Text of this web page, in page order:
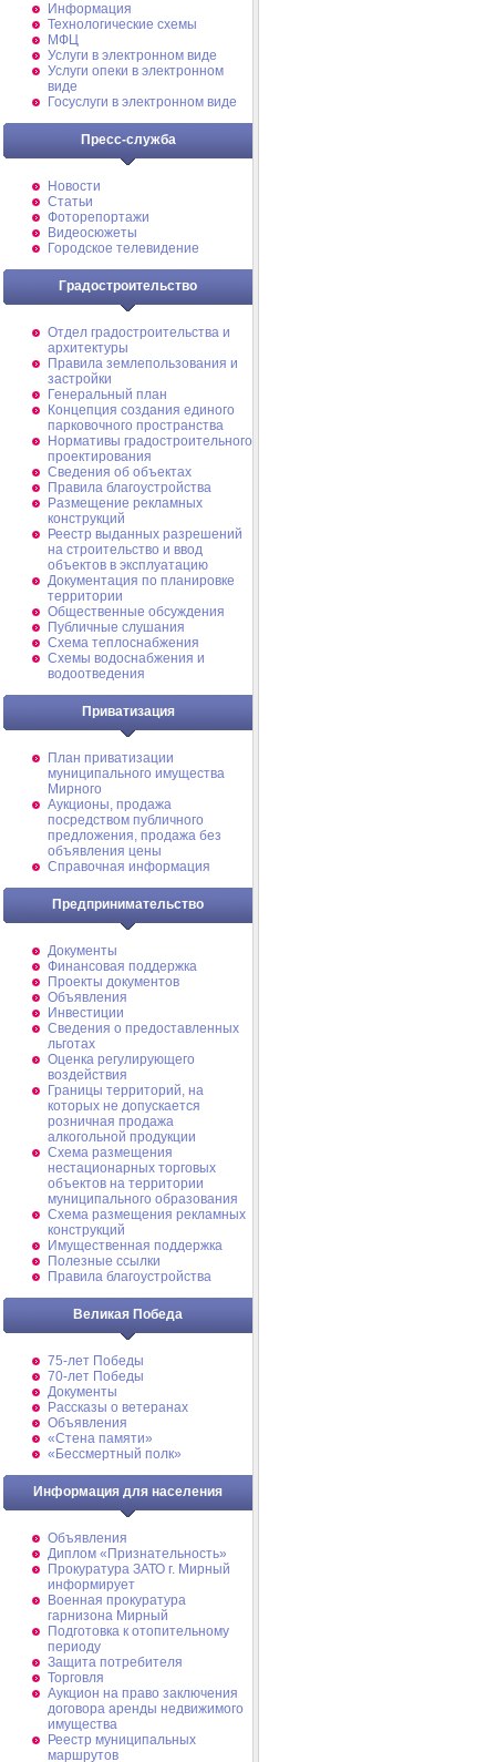
Информация
Технологические схемы
МФЦ
Услуги в электронном виде
Услуги опеки в электронном
виде
Госуслуги в электронном виде
Пресс-служба
Новости
Статьи
Фоторепортажи
Видеосюжеты
Городское телевидение
Градостроительство
Отдел градостроительства и
архитектуры
Правила землепользования и
застройки
Генеральный план
Концепция создания единого
парковочного пространства
Нормативы градостроительного
проектирования
Сведения об объектах
Правила благоустройства
Размещение рекламных
конструкций
Реестр выданных разрешений
на строительство и ввод
объектов в эксплуатацию
Документация по планировке
территории
Общественные обсуждения
Публичные слушания
Схема теплоснабжения
Схемы водоснабжения и
водоотведения
Приватизация
План приватизации
муниципального имущества
Мирного
Аукционы, продажа
посредством публичного
предложения, продажа без
объявления цены
Справочная информация
Предпринимательство
Документы
Финансовая поддержка
Проекты документов
Объявления
Инвестиции
Сведения о предоставленных
льготах
Оценка регулирующего
воздействия
Границы территорий, на
которых не допускается
розничная продажа
алкогольной продукции
Схема размещения
нестационарных торговых
объектов на территории
муниципального образования
Схема размещения рекламных
конструкций
Имущественная поддержка
Полезные ссылки
Правила благоустройства
Великая Победа
75-лет Победы
70-лет Победы
Документы
Рассказы о ветеранах
Объявления
«Стена памяти»
«Бессмертный полк»
Информация для населения
Объявления
Диплом «Признательность»
Прокуратура ЗАТО г. Мирный
информирует
Военная прокуратура
гарнизона Мирный
Подготовка к отопительному
периоду
Защита потребителя
Торговля
Аукцион на право заключения
договора аренды недвижимого
имущества
Реестр муниципальных
маршрутов